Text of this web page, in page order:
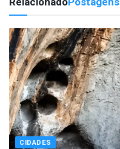
CIDADES